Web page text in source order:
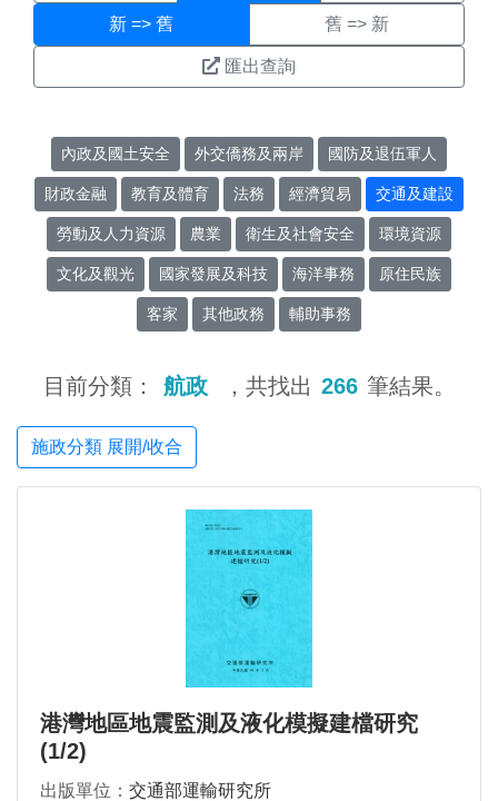
新 => 舊 舊 => 新
匯出查詢
內政及國土安全 外交僑務及兩岸 國防及退伍軍人
財政金融 教育及體育 法務 經濟貿易 交通及建設
勞動及人力資源 農業 衛生及社會安全 環境資源
文化及觀光 國家發展及科技 海洋事務 原住民族
客家 其他政務 輔助事務
目前分類： 航政 ，共找出 266 筆結果。
施政分類 展開/收合
港灣地區地震監測及液化模擬建檔研究
(1/2)
出版單位： 交通部運輸研究所